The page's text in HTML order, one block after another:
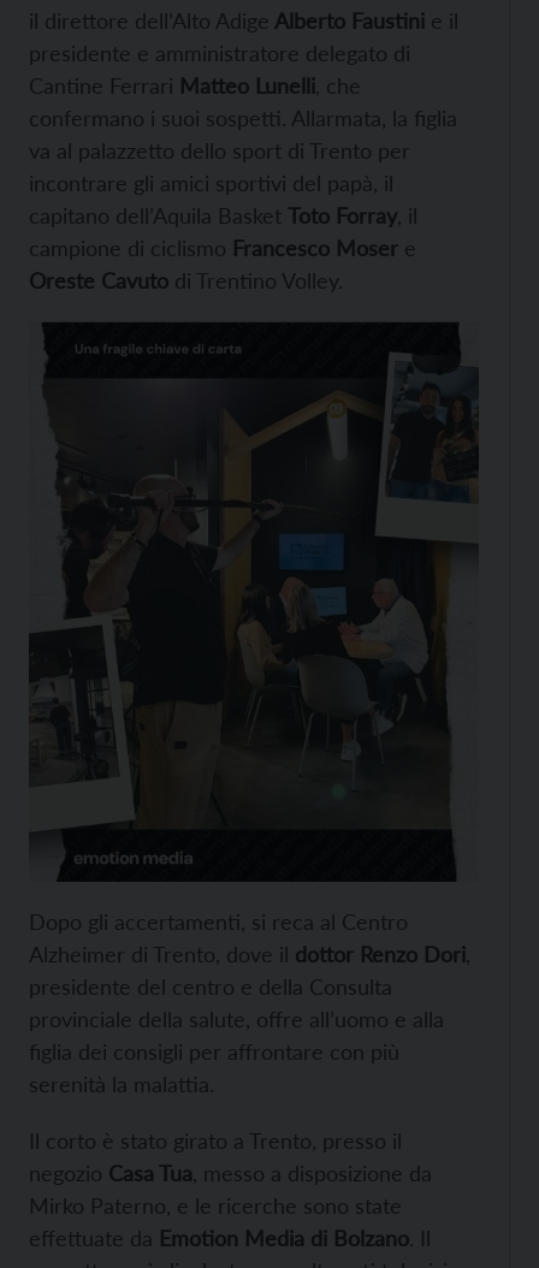
il direttore dell’Alto Adige Alberto Faustini e il
presidente e amministratore delegato di
Cantine Ferrari Matteo Lunelli , che
confermano i suoi sospetti. Allarmata, la figlia
va al palazzetto dello sport di Trento per
incontrare gli amici sportivi del papà, il
capitano dell’Aquila Basket Toto Forray , il
campione di ciclismo Francesco Moser e
Oreste Cavuto di Trentino Volley.
Dopo gli accertamenti, si reca al Centro
Alzheimer di Trento, dove il dottor Renzo Dori
presidente del centro e della Consulta
provinciale della salute, offre all’uomo e alla
figlia dei consigli per affrontare con più
serenità la malattia.
Il corto è stato girato a Trento, presso il
negozio Casa Tua , messo a disposizione da
Mirko Paterno, e le ricerche sono state
effettuate da Emotion Media di Bolzano. Il